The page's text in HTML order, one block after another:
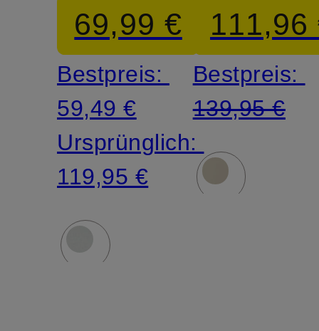
69,99 €
Bestpreis:
59,49 €
Ursprünglich:
119,95 €
111,96
Bestpreis:
139,95 €